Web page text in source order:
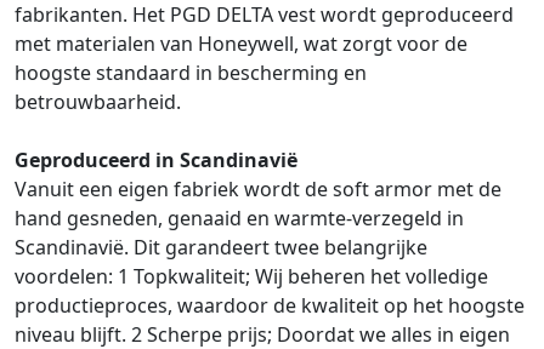
fabrikanten. Het PGD DELTA vest wordt geproduceerd
met materialen van Honeywell, wat zorgt voor de
hoogste standaard in bescherming en
betrouwbaarheid.
Geproduceerd in Scandinavië
Vanuit een eigen fabriek wordt de soft armor met de
hand gesneden, genaaid en warmte-verzegeld in
Scandinavië. Dit garandeert twee belangrijke
voordelen: 1 Topkwaliteit; Wij beheren het volledige
productieproces, waardoor de kwaliteit op het hoogste
niveau blijft. 2 Scherpe prijs; Doordat we alles in eigen